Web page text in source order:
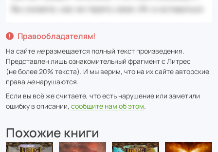
Правообладателям!
На сайте неразмещается полный текст произведения.
Представлен лишь ознакомительный фрагмент с Литрес
(не более 20% текста). И мы верим, что на их сайте авторские
права ненарушаются.
Если вы всё же считаете, что есть нарушение или заметили
ошибку в описании, сообщите нам об этом.
Похожие книги